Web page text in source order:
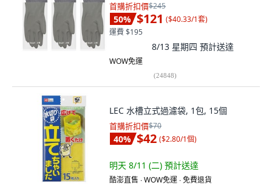
首購折扣價$245
50% $121 ($40.33/1套)
運費 $195
8/13 星期四 預計送達
WOW免運
(24848)
LEC 水槽立式過濾袋, 1包, 15個
首購折扣價$70
40% $42 ($2.80/1個)
明天 8/11 (二) 預計送達
酷澎直售 ∙ WOW免運 ∙ 免費退貨